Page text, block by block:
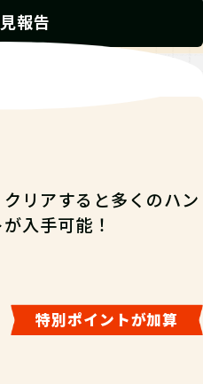
報告
トが一部存在します。
リアすると多くのハン
入手可能！
特別ポイントが加算